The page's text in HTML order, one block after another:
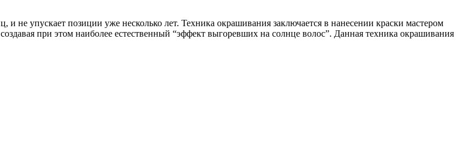
не упускает позиции уже несколько лет. Техника окрашивания заключается в нанесении краски мастером
при этом наиболее естественный “эффект выгоревших на солнце волос”. Данная техника окрашивания